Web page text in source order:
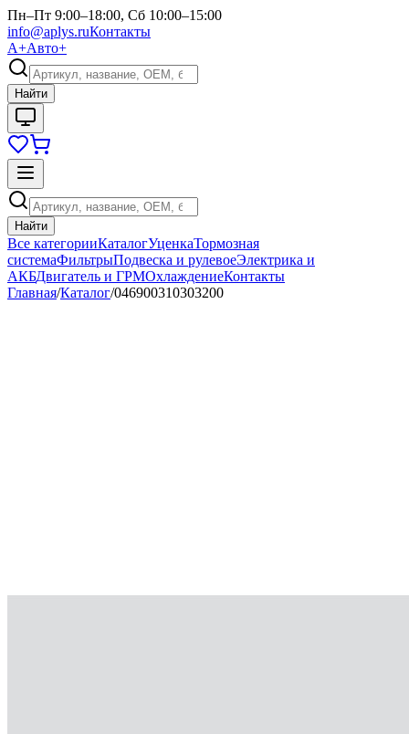
Пн–Пт 9:00–18:00, Сб 10:00–15:00
info@aplys.ruКонтакты
А+Авто+
Найти
Найти
Все категорииКаталогУценкаТормозная
системаФильтрыПодвеска и рулевоеЭлектрика и
АКБДвигатель и ГРМОхлаждениеКонтакты
Главная/Каталог/046900310303200